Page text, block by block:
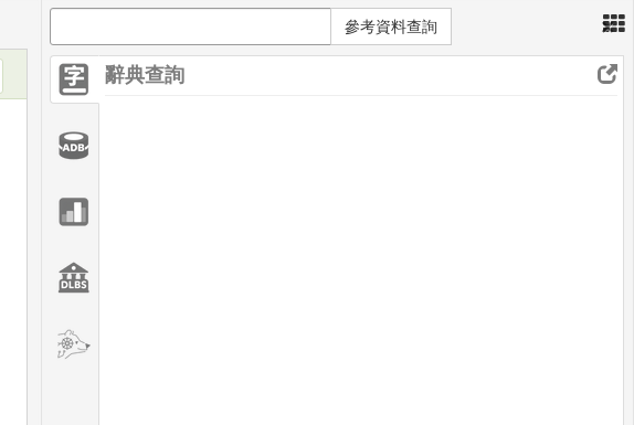
×
參考資料查詢
辭典查詢